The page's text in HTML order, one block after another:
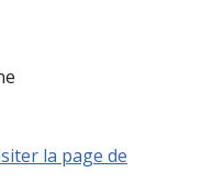
la page de